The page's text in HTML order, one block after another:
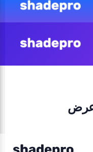
عرض